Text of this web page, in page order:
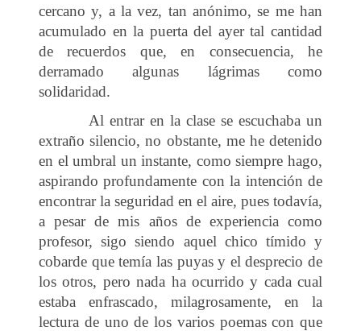
cercano y, a la vez, tan anónimo, se me han
acumulado en la puerta del ayer tal cantidad
de recuerdos que, en consecuencia, he
derramado algunas lágrimas como
solidaridad.
Al entrar en la clase se escuchaba un
extraño silencio, no obstante, me he detenido
en el umbral un instante, como siempre hago,
aspirando profundamente con la intención de
encontrar la seguridad en el aire, pues todavía,
a pesar de mis años de experiencia como
profesor, sigo siendo aquel chico tímido y
cobarde que temía las puyas y el desprecio de
los otros, pero nada ha ocurrido y cada cual
estaba enfrascado, milagrosamente, en la
lectura de uno de los varios poemas con que